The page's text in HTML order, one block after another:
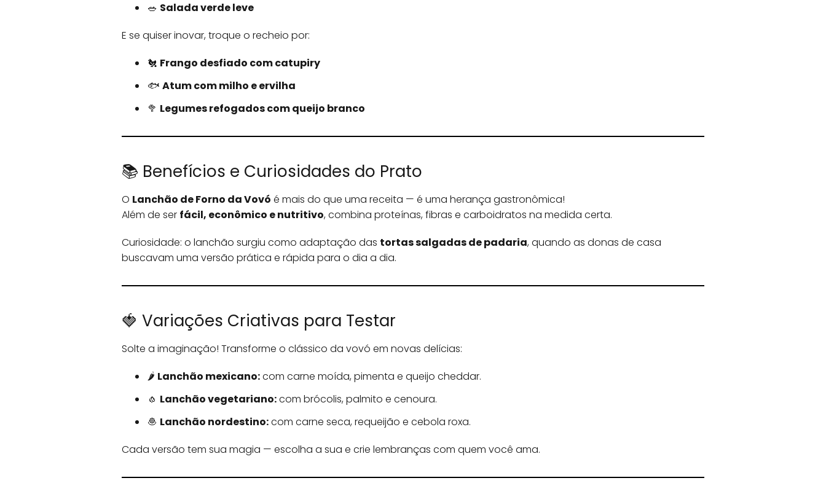
🥗 Salada verde leve
E se quiser inovar, troque o recheio por:
🐔 Frango desfiado com catupiry
🐟 Atum com milho e ervilha
🥦 Legumes refogados com queijo branco
📚 Benefícios e Curiosidades do Prato
O Lanchão de Forno da Vovó é mais do que uma receita — é uma herança gastronômica!
Além de ser fácil, econômico e nutritivo, combina proteínas, fibras e carboidratos na medida certa.
Curiosidade: o lanchão surgiu como adaptação das tortas salgadas de padaria, quando as donas de casa
buscavam uma versão prática e rápida para o dia a dia.
🍓 Variações Criativas para Testar
Solte a imaginação! Transforme o clássico da vovó em novas delícias:
🌶️ Lanchão mexicano:com carne moída, pimenta e queijo cheddar.
🧄 Lanchão vegetariano:com brócolis, palmito e cenoura.
🧆 Lanchão nordestino:com carne seca, requeijão e cebola roxa.
Cada versão tem sua magia — escolha a sua e crie lembranças com quem você ama.